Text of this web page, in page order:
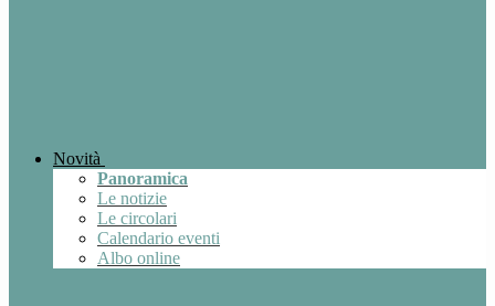
Novità
Panoramica
Le notizie
Le circolari
Calendario eventi
Albo online